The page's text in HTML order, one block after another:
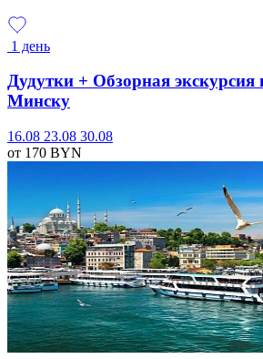
1 день
Дудутки + Обзорная экскурсия
Минску
16.08 23.08 30.08
от 170 BYN